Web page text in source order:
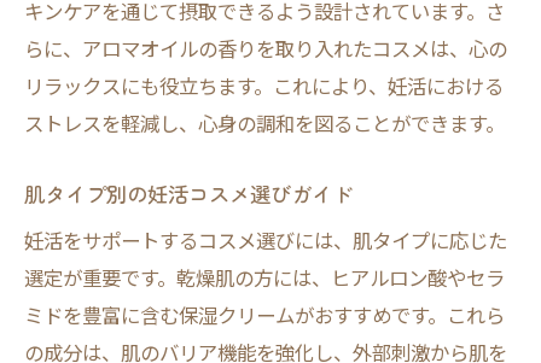
キンケアを通じて摂取できるよう設計されています。さ
らに、アロマオイルの香りを取り入れたコスメは、心の
リラックスにも役立ちます。これにより、妊活における
ストレスを軽減し、心身の調和を図ることができます。
肌タイプ別の妊活コスメ選びガイド
妊活をサポートするコスメ選びには、肌タイプに応じた
選定が重要です。乾燥肌の方には、ヒアルロン酸やセラ
ミドを豊富に含む保湿クリームがおすすめです。これら
の成分は、肌のバリア機能を強化し、外部刺激から肌を